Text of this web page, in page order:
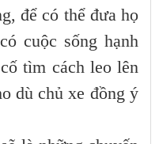
để có thể đưa họ
cuộc sống hạnh
tìm cách leo lên
dù chủ xe đồng ý